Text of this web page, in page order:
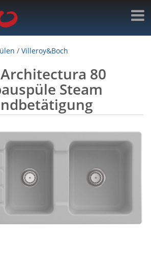
/ Villeroy&Boch
80
Steam